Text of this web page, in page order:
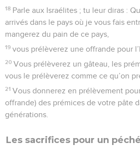
18 Parle aux Israélites ; tu leur diras :
arrivés dans le pays où je vous fais
mangerez du pain de ce pays,
19 vous prélèverez une offrande pour
20 Vous prélèverez un gâteau, les
vous le prélèverez comme ce qu’on
21 Vous donnerez en prélèvement
offrande) des prémices de votre pâte
générations.
Les sacrifices pour un